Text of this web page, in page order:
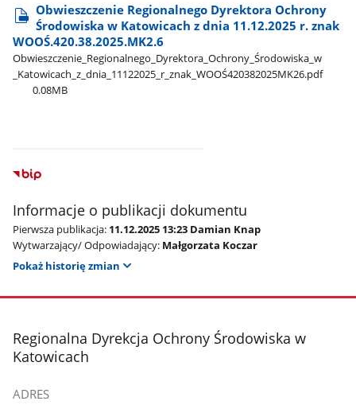
Obwieszczenie Regionalnego Dyrektora Ochrony
Środowiska w Katowicach z dnia 11.12.2025 r. znak
WOOŚ.420.38.2025.MK2.6
Obwieszczenie​_Regionalnego​_Dyrektora​_Ochrony​_Środowiska​_w​
_Katowicach​_z​_dnia​_11122025​_r​_znak​_WOOŚ420382025MK26.pdf
0.08MB
Informacje o publikacji dokumentu
Pierwsza publikacja: 11.12.2025 13:23 Damian Knap
Wytwarzający/ Odpowiadający: Małgorzata Koczar
Pokaż historię zmian
stopka
Regionalna Dyrekcja Ochrony Środowiska w
Katowicach
ADRES